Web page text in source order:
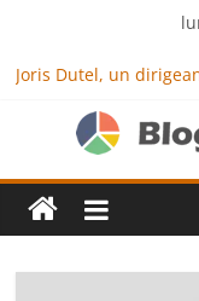
Joris Dutel, un
Agria Assurance
démarque-t-elle de la
JCA Academy :
financière
Denis Bouclon : la